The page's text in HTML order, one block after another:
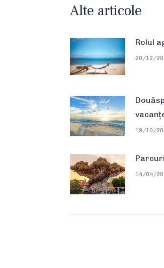
Alte articole
Rolul
20/12/
19/10/
14/04/